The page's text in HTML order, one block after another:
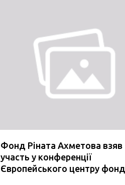
Фонд Ріната Ахметова взяв
участь у конференції
Європейського центру